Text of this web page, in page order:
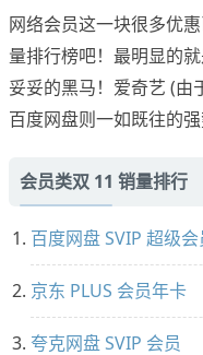
网络会员这一块很多优
量排行榜吧！最明显的
妥妥的黑马！爱奇艺 (由
百度网盘则一如既往的
会员类双 11 销量排行
百度网盘 SVIP 超级
京东 PLUS 会员年卡
夸克网盘 SVIP 会员